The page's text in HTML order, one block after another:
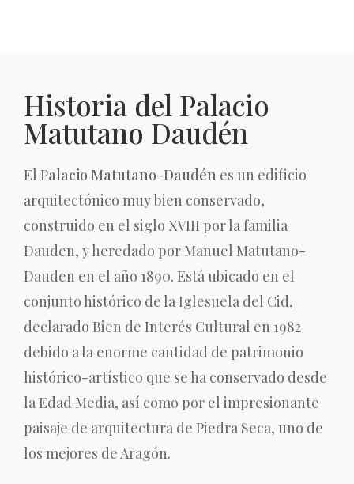
Historia del Palacio
Matutano Daudén
El Palacio Matutano-Daudén es un edificio
arquitectónico muy bien conservado,
construido en el siglo XVIII por la familia
Dauden, y heredado por Manuel Matutano-
Dauden en el año 1890. Está ubicado en el
conjunto histórico de la Iglesuela del Cid,
declarado Bien de Interés Cultural en 1982
debido a la enorme cantidad de patrimonio
histórico-artístico que se ha conservado desde
la Edad Media, así como por el impresionante
paisaje de arquitectura de Piedra Seca, uno de
los mejores de Aragón.